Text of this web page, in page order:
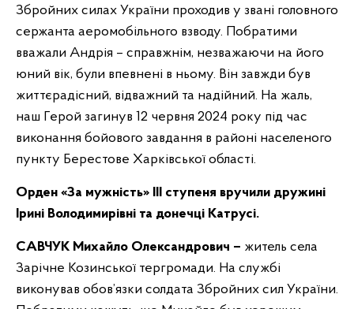
Збройних силах України проходив у звані головного
сержанта аеромобільного взводу. Побратими
вважали Андрія – справжнім, незважаючи на його
юний вік, були впевнені в ньому. Він завжди був
життєрадісний, відважний та надійний. На жаль,
наш Герой загинув 12 червня 2024 року під час
виконання бойового завдання в районі населеного
пункту Берестове Харківської області.
Орден «За мужність» ІІІ ступеня вручили дружині
Ірині Володимирівні та донечці Катрусі.
САВЧУК Михайло Олександрович – житель села
Зарічне Козинської тергромади. На службі
виконував обов’язки солдата Збройних сил України.